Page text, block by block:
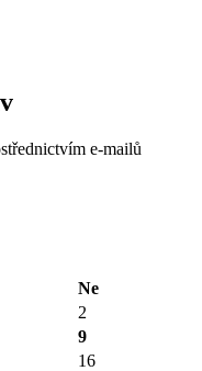
e-mailů
Ne
2
9
16